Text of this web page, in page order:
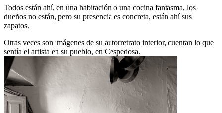
Todos están ahí, en una habitación o una cocina fantasma, los
dueños no están, pero su presencia es concreta, están ahí sus
zapatos.
Otras veces son imágenes de su autorretrato interior, cuentan lo que
sentía el artista en su pueblo, en Cespedosa.